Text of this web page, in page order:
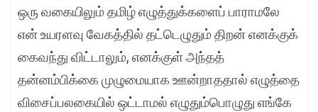
ஒரு வகையிலும் தமிழ் எழுத்துக்களைப் பாராமலே
என் உயரளவு வேகத்தில் தட்டெழுதும் திறன் எனக்குக்
கைவந்து விட்டாலும், எனக்குள் அந்தத்
தன்னம்பிக்கை முழுமையாக ஊன்றாததால் எழுத்தை
விசைப்பலகையில் ஒட்டாமல் எழுதும்பொழுது எங்கே